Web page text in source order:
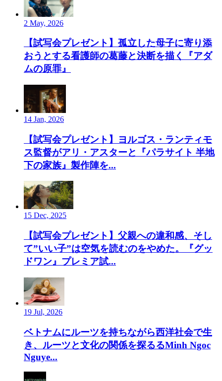
2 May, 2026
【試写会プレゼント】孤立した母子に寄り添
おうとする看護師の葛藤と決断を描く『アダ
ムの原罪』
14 Jan, 2026
【試写会プレゼント】ヨルゴス・ランティモ
ス監督がアリ・アスターと『パラサイト 半地
下の家族』製作陣を...
15 Dec, 2025
【試写会プレゼント】父親への違和感、そし
て”いい子”は空気を読むのをやめた。『グッ
ドワン』プレミア試...
19 Jul, 2026
ベトナムにルーツを持ちながら西洋社会で生
き、ルーツと文化の関係を探るるMinh Ngoc
Nguye...